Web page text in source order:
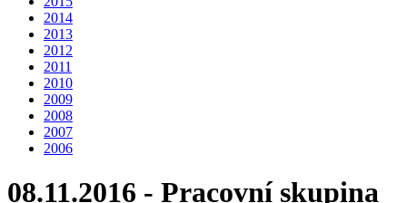
2014
2013
2012
2011
2010
2009
2008
2007
2006
08.11.2016 - Pracovní skupina